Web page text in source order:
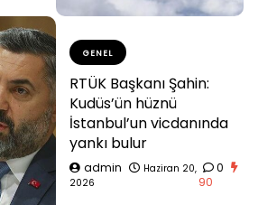
GENEL
RTÜK Başkanı Şahin:
Kudüs’ün hüznü
İstanbul’un vicdanında
yankı bulur
admin
Haziran 20,
2026
0
90